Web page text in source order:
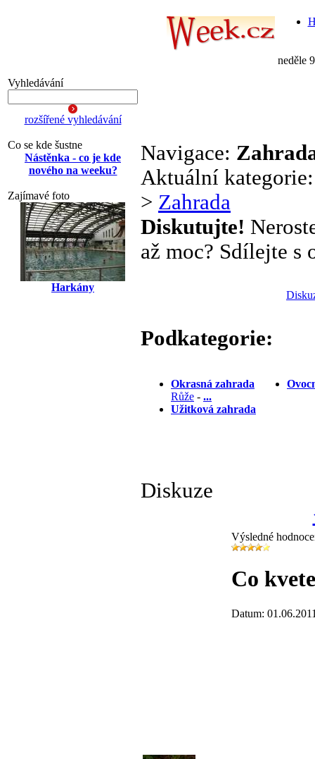
neděle
Vyhledávání
rozšířené vyhledávání
Co se kde šustne
Nástěnka - co je kde
nového na weeku?
Zajímavé foto
Harkány
Navigace:
Aktuální
> Zahrada
Diskutujte!
až moc? Sdílejte s
Podkategorie:
Okrasná zahrada
Růže - ...
Užitková zahrada
Diskuze
Výsledné
Co
Datum: